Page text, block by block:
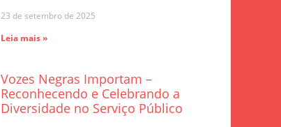
23 de setembro de 2025
Leia mais »
Vozes Negras Importam –
Reconhecendo e Celebrando a
Diversidade no Serviço Público